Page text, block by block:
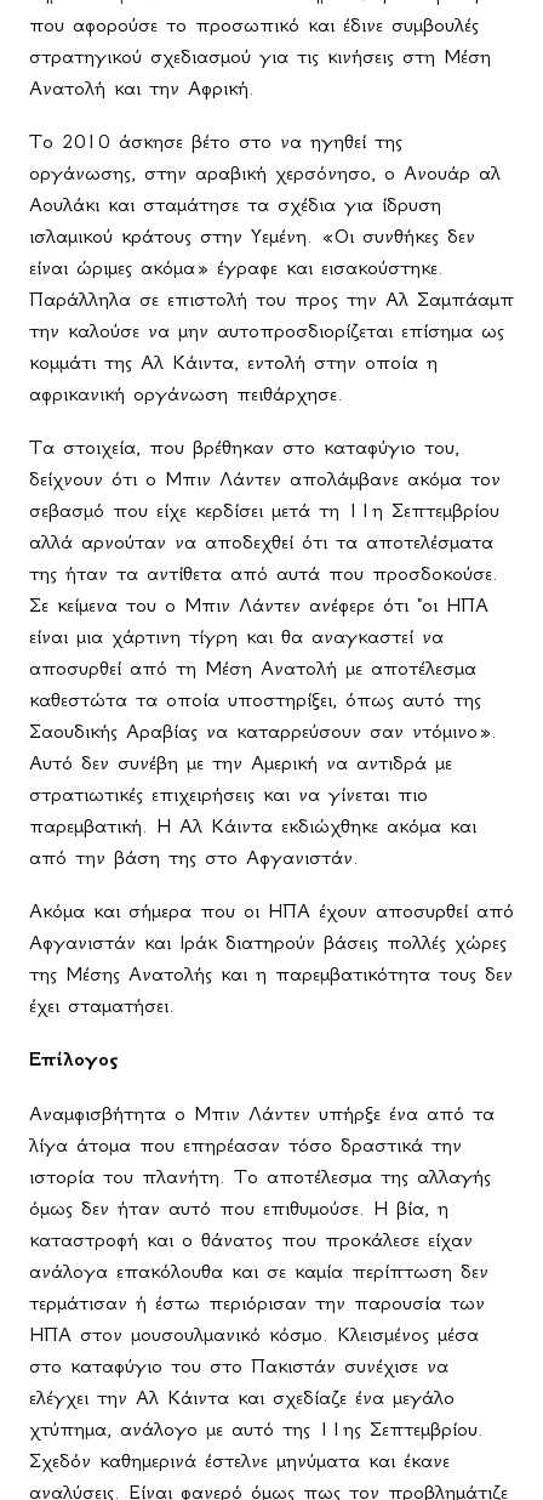
που αφορούσε το προσωπικό και έδινε συμβουλές
στρατηγικού σχεδιασμού για τις κινήσεις στη Μέση
Ανατολή και την Αφρική.
Το 2010 άσκησε βέτο στο να ηγηθεί της
οργάνωσης, στην αραβική χερσόνησο, ο Ανουάρ αλ
Αουλάκι και σταμάτησε τα σχέδια για ίδρυση
ισλαμικού κράτους στην Υεμένη. «Οι συνθήκες δεν
είναι ώριμες ακόμα» έγραφε και εισακούστηκε.
Παράλληλα σε επιστολή του προς την Αλ Σαμπάαμπ
την καλούσε να μην αυτοπροσδιορίζεται επίσημα ως
κομμάτι της Αλ Κάιντα, εντολή στην οποία η
αφρικανική οργάνωση πειθάρχησε.
Τα στοιχεία, που βρέθηκαν στο καταφύγιο του,
δείχνουν ότι ο Μπιν Λάντεν απολάμβανε ακόμα τον
σεβασμό που είχε κερδίσει μετά τη 11η Σεπτεμβρίου
αλλά αρνούταν να αποδεχθεί ότι τα αποτελέσματα
της ήταν τα αντίθετα από αυτά που προσδοκούσε.
Σε κείμενα του ο Μπιν Λάντεν ανέφερε ότι "οι ΗΠΑ
είναι μια χάρτινη τίγρη και θα αναγκαστεί να
αποσυρθεί από τη Μέση Ανατολή με αποτέλεσμα
καθεστώτα τα οποία υποστηρίξει, όπως αυτό της
Σαουδικής Αραβίας να καταρρεύσουν σαν ντόμινο».
Αυτό δεν συνέβη με την Αμερική να αντιδρά με
στρατιωτικές επιχειρήσεις και να γίνεται πιο
παρεμβατική. Η Αλ Κάιντα εκδιώχθηκε ακόμα και
από την βάση της στο Αφγανιστάν.
Ακόμα και σήμερα που οι ΗΠΑ έχουν αποσυρθεί από
Αφγανιστάν και Ιράκ διατηρούν βάσεις πολλές χώρες
της Μέσης Ανατολής και η παρεμβατικότητα τους δεν
έχει σταματήσει.
Επίλογος
Αναμφισβήτητα ο Μπιν Λάντεν υπήρξε ένα από τα
λίγα άτομα που επηρέασαν τόσο δραστικά την
ιστορία του πλανήτη. Το αποτέλεσμα της αλλαγής
όμως δεν ήταν αυτό που επιθυμούσε. Η βία, η
καταστροφή και ο θάνατος που προκάλεσε είχαν
ανάλογα επακόλουθα και σε καμία περίπτωση δεν
τερμάτισαν ή έστω περιόρισαν την παρουσία των
ΗΠΑ στον μουσουλμανικό κόσμο. Κλεισμένος μέσα
στο καταφύγιο του στο Πακιστάν συνέχισε να
ελέγχει την Αλ Κάιντα και σχεδίαζε ένα μεγάλο
χτύπημα, ανάλογο με αυτό της 11ης Σεπτεμβρίου.
Σχεδόν καθημερινά έστελνε μηνύματα και έκανε
αναλύσεις. Είναι φανερό όμως πως τον προβλημάτιζε